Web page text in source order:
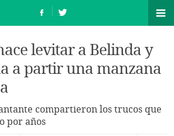
levitar a Belinda y
a partir una manzana
compartieron los trucos que
por años